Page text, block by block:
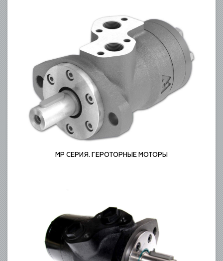
MP СЕРИЯ. ГЕРОТОРНЫЕ МОТОРЫ